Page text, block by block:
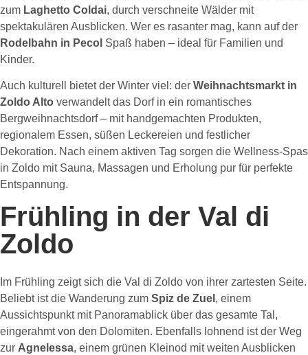
zum Laghetto Coldai, durch verschneite Wälder mit
spektakulären Ausblicken. Wer es rasanter mag, kann auf der
Rodelbahn in Pecol Spaß haben – ideal für Familien und
Kinder.
Auch kulturell bietet der Winter viel: der Weihnachtsmarkt in
Zoldo Alto verwandelt das Dorf in ein romantisches
Bergweihnachtsdorf – mit handgemachten Produkten,
regionalem Essen, süßen Leckereien und festlicher
Dekoration. Nach einem aktiven Tag sorgen die Wellness-Spas
in Zoldo mit Sauna, Massagen und Erholung pur für perfekte
Entspannung.
Frühling in der Val di
Zoldo
Im Frühling zeigt sich die Val di Zoldo von ihrer zartesten Seite.
Beliebt ist die Wanderung zum Spiz de Zuel , einem
Aussichtspunkt mit Panoramablick über das gesamte Tal,
eingerahmt von den Dolomiten. Ebenfalls lohnend ist der Weg
zur Agnelessa, einem grünen Kleinod mit weiten Ausblicken